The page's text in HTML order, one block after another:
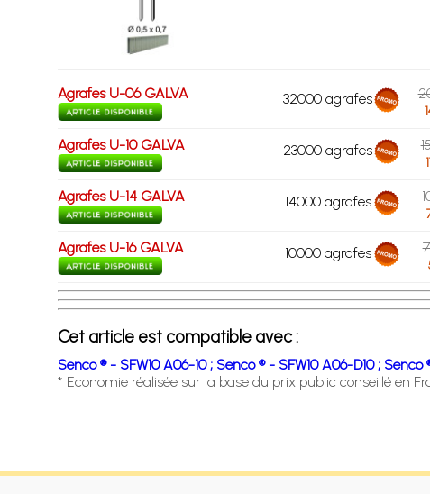
Agrafes U-06 GALVA 32000 agrafes
Agrafes U-10 GALVA 23000 agrafes
Agrafes U-14 GALVA 14000 agrafes
Agrafes U-16 GALVA 10000 agrafes
Cet article est compatible avec :
Senco ® - SFW10 A06-10 ; Senco ® - SFW10 A06-D10 ; Senco
* Economie réalisée sur la base du prix public conseillé en